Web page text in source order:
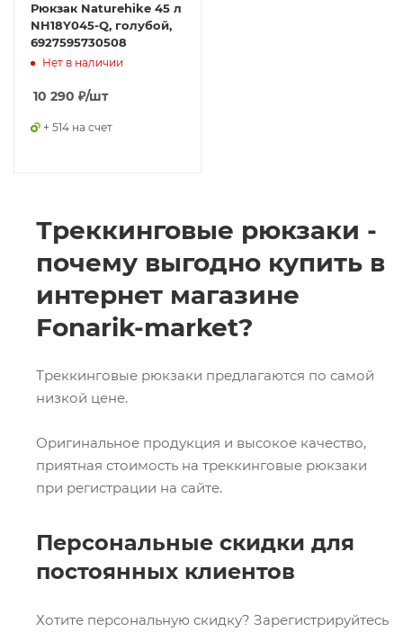
Рюкзак Naturehike 45 л
NH18Y045-Q, голубой,
6927595730508
Нет в наличии
10 290 ₽/шт
+ 514 на счет
Треккинговые рюкзаки -
почему выгодно купить в
интернет магазине
Fonarik-market?
Треккинговые рюкзаки предлагаются по самой
низкой цене.
Оригинальное продукция и высокое качество,
приятная стоимость на треккинговые рюкзаки
при регистрации на сайте.
Персональные скидки для
постоянных клиентов
Хотите персональную скидку? Зарегистрируйтесь